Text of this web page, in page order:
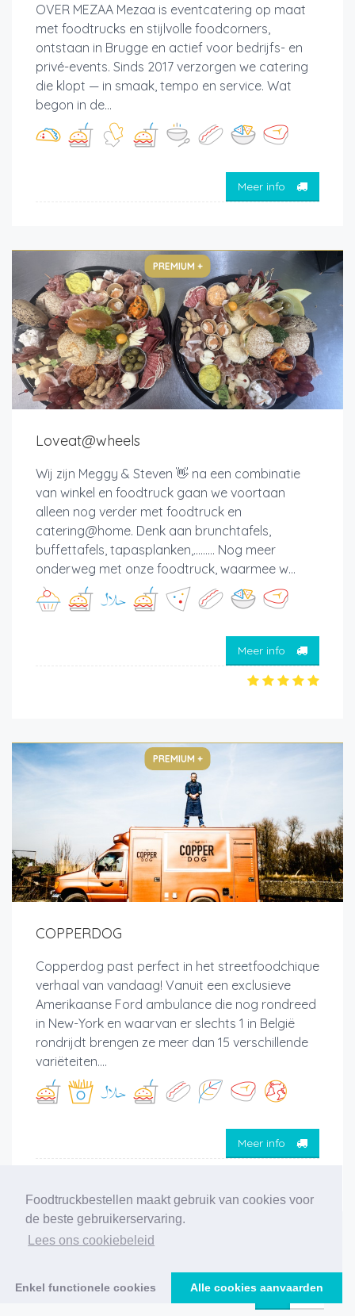
Foodtruckbestellen maakt gebruik van cookies voor
de beste gebruikerservaring.
Lees ons cookiebeleid
Enkel functionele cookies Alle cookies aanvaarden
OVER MEZAA Mezaa is eventcatering op maat
met foodtrucks en stijlvolle foodcorners,
ontstaan in Brugge en actief voor bedrijfs- en
privé-events. Sinds 2017 verzorgen we catering
die klopt — in smaak, tempo en service. Wat
begon in de...
Meer info
PREMIUM +
Loveat@wheels
Wij zijn Meggy & Steven 👋 na een combinatie
van winkel en foodtruck gaan we voortaan
alleen nog verder met foodtruck en
catering@home. Denk aan brunchtafels,
buffettafels, tapasplanken,......... Nog meer
onderweg met onze foodtruck, waarmee w...
Meer info
PREMIUM +
COPPERDOG
Copperdog past perfect in het streetfoodchique
verhaal van vandaag! Vanuit een exclusieve
Amerikaanse Ford ambulance die nog rondreed
in New-York en waarvan er slechts 1 in België
rondrijdt brengen ze meer dan 15 verschillende
variëteiten....
Meer info
‹ 1 2 3 4
194 foodtrucks gevonden